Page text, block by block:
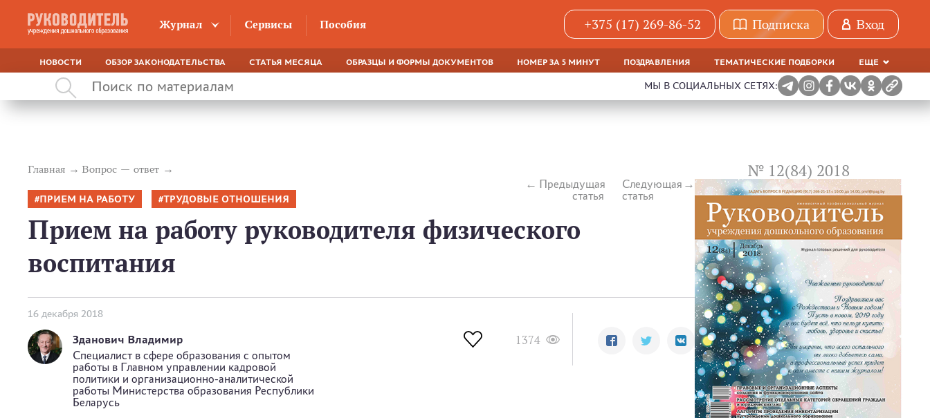
Журнал Сервисы Пособия +375 (17) 269-86-52 Подписка Вход
НОВОСТИ ОБЗОР ЗАКОНОДАТЕЛЬСТВА СТАТЬЯ МЕСЯЦА ОБРАЗЦЫ И ФОРМЫ ДОКУМЕНТОВ НОМЕР ЗА 5 МИНУТ ПОЗДРАВЛЕНИЯ ТЕМАТИЧЕСКИЕ ПОДБОРКИ ЕЩЕ
МЫ В СОЦИАЛЬНЫХ СЕТЯХ:
Главная Вопрос — ответ
Предыдущая
статья
Следующая
статья
ПРИЕМ НА РАБОТУ ТРУДОВЫЕ ОТНОШЕНИЯ
Прием на работу руководителя физического
воспитания
16 декабря 2018
Зданович Владимир
Специалист в сфере образования с опытом
работы в Главном управлении кадровой
политики и организационно-аналитической
работы Министерства образования Республики
Беларусь
1374
№ 12(84) 2018